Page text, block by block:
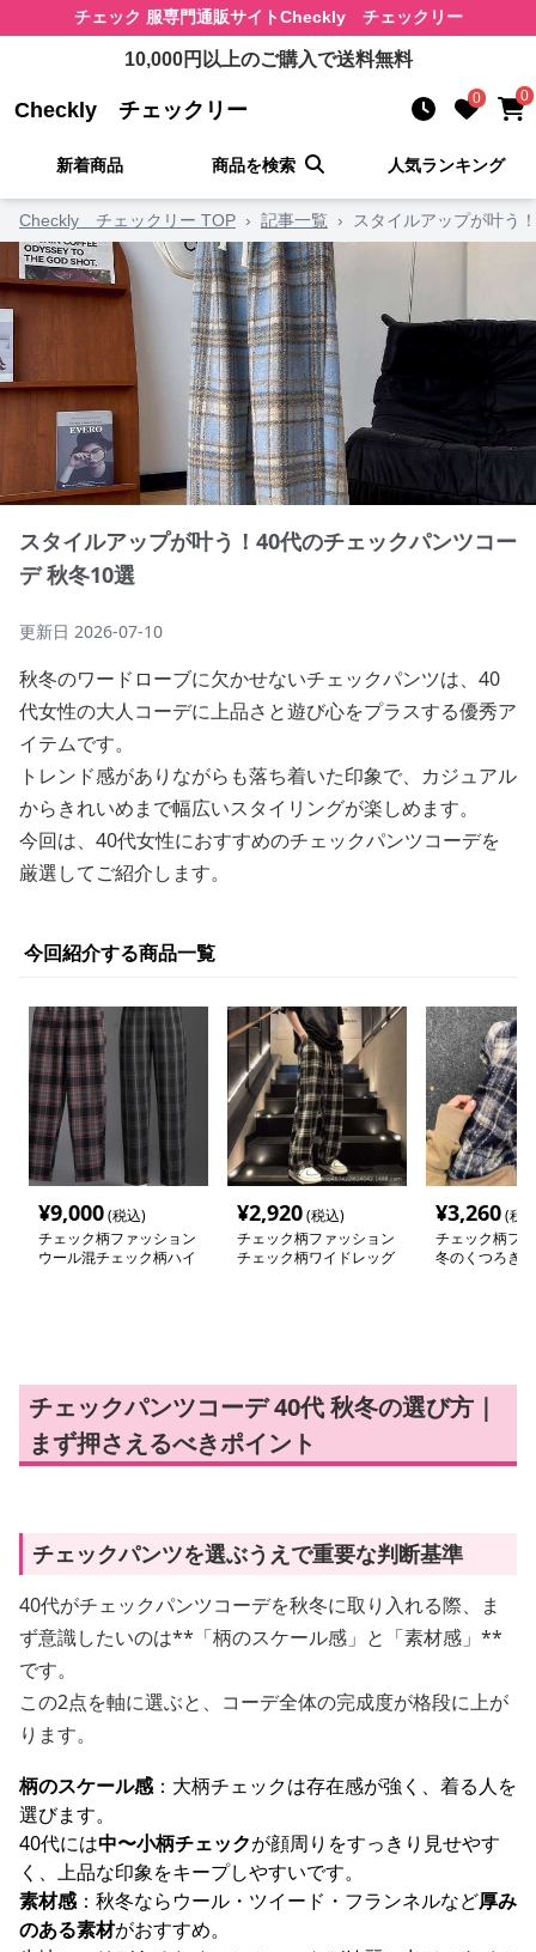
チェック 服専門通販サイトCheckly チェックリー
10,000円以上のご購入で送料無料
Checkly チェックリー 0 0
新着商品 商品を検索 人気ランキング
Checkly チェックリー TOP › 記事一覧 › スタイルアップが叶う
スタイルアップが叶う！40代のチェックパンツコー
デ 秋冬10選
更新日 2026-07-10
秋冬のワードローブに欠かせないチェックパンツは、40
代女性の大人コーデに上品さと遊び心をプラスする優秀ア
イテムです。
トレンド感がありながらも落ち着いた印象で、カジュアル
からきれいめまで幅広いスタイリングが楽しめます。
今回は、40代女性におすすめのチェックパンツコーデを
厳選してご紹介します。
今回紹介する商品一覧
¥9,000(税込)
チェック柄ファッション
ウール混チェック柄ハイ
¥2,920(税込)
チェック柄ファッション
チェック柄ワイドレッグ
¥3,260(税
チェック柄フ
冬のくつろぎ
チェックパンツコーデ 40代 秋冬の選び方｜
まず押さえるべきポイント
チェックパンツを選ぶうえで重要な判断基準
40代がチェックパンツコーデを秋冬に取り入れる際、ま
ず意識したいのは**「柄のスケール感」と「素材感」**
です。
この2点を軸に選ぶと、コーデ全体の完成度が格段に上が
ります。
柄のスケール感：大柄チェックは存在感が強く、着る人を
選びます。
40代には中〜小柄チェックが顔周りをすっきり見せやす
く、上品な印象をキープしやすいです。
素材感：秋冬ならウール・ツイード・フランネルなど厚み
のある素材がおすすめ。